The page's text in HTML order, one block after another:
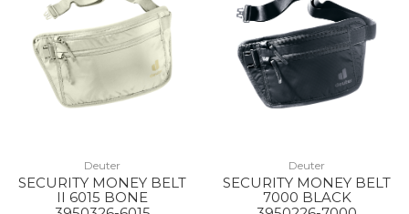
Deuter
SECURITY MONEY BELT
II 6015 BONE
Deuter
SECURITY MONEY BELT
7000 BLACK